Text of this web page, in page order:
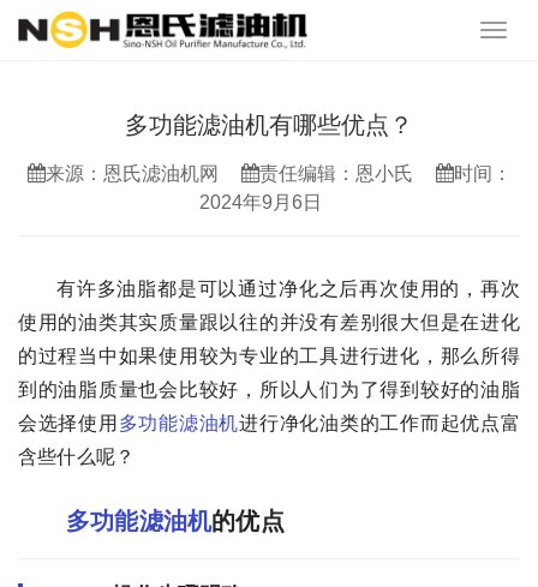
多功能滤油机有哪些优点？
来源：恩氏滤油机网 责任编辑：恩小氏
时间：
2024年9月6日
有许多油脂都是可以通过净化之后再次使用的，再次
使用的油类其实质量跟以往的并没有差别很大但是在进化
的过程当中如果使用较为专业的工具进行进化，那么所得
到的油脂质量也会比较好，所以人们为了得到较好的油脂
会选择使用 多功能滤油机进行净化油类的工作而起优点富
含些什么呢？
多功能滤油机的优点